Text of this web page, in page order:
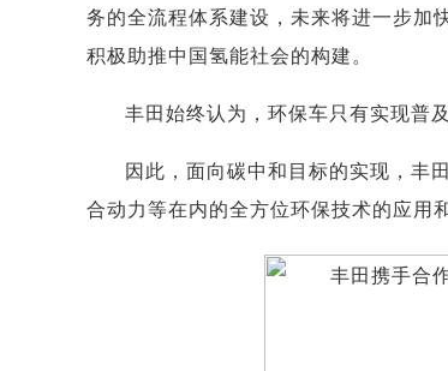
务的全流程体系建设，未来将进一步加
积极助推中国氢能社会的构建。
丰田始终认为，环保车只有实现普
因此，面向碳中和目标的实现，丰
合动力等在内的全方位环保技术的应用